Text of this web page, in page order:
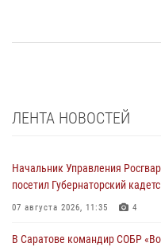
ЛЕНТА НОВОСТЕЙ
Начальник Управления
посетил Губернаторский
07 августа 2026, 11:35 4
В Саратове командир СОБР